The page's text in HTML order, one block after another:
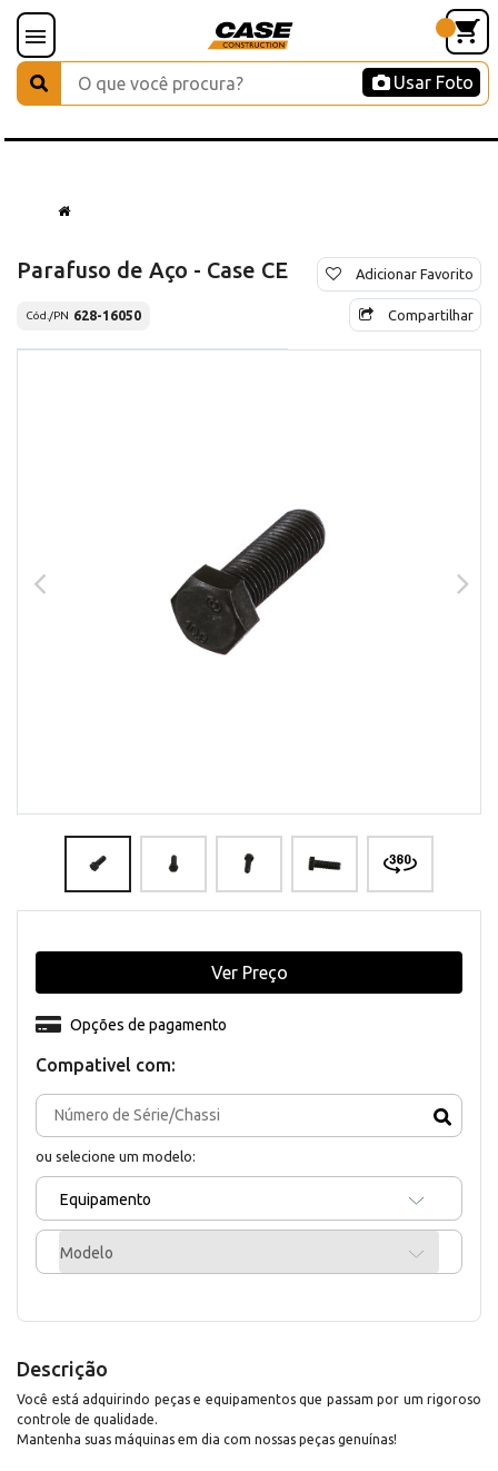
Usar Foto
Parafuso de Aço - Case CE
Cód./PN 628-16050
Adicionar Favorito
Compartilhar
Compativel com:
ou selecione um modelo:
Equipamento
Modelo
Opções de pagamento
Ver Preço
Descrição
Você está adquirindo peças e equipamentos que passam por um rigoroso
controle de qualidade.
Mantenha suas máquinas em dia com nossas peças genuínas!